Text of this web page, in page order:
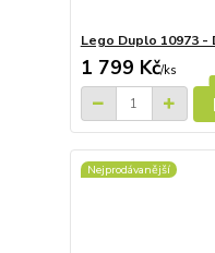
Lego Duplo 10973 -
1 799 Kč/ks
Nejprodávanější